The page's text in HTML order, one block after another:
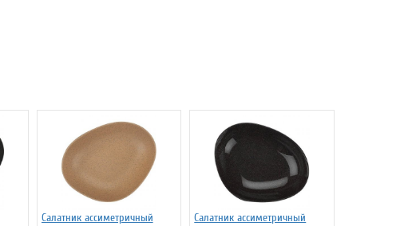
Салатник ассиметричный
Салатник ассиметричный